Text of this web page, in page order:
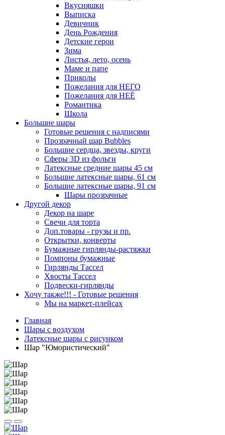
Вкусняшки
Выписка
Девичник
День Рождения
Детские герои
Зима
Листья, лето, осень
Маме и папе
Приколы
Пожелания для НЕГО
Пожелания для НЕЁ
Романтика
Школа
Большие шары
Готовые решения с надписями
Прозрачный шар Bubbles
Большие сердца, звезды, круги
Сферы 3D из фольги
Латексные средние шары 45 см
Большие латексные шары, 61 см
Большие латексные шары, 91 см
Шары прозрачные
Другой декор
Декор на шаре
Свечи для торта
Доп.товары - грузы и пр.
Открытки, конверты
Бумажные гирлянды-растяжки
Помпоны бумажные
Гирлянды Тассел
Хвосты Тассел
Подвески-гирлянды
Хочу также!!! - Готовые решения
Мы на маркет-плейсах
Главная
Шары c воздухом
Латексные шары с рисунком
Шар "Юмористический"